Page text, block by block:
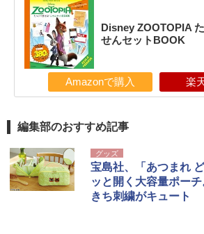
Disney ZOOTOPIA
せんセットBOOK
Amazonで購入 楽
編集部のおすすめ記事
グッズ
宝島社、「あつまれ
ッと開く大容量ポー
きち刺繍がキュート